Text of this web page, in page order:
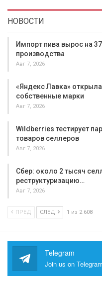
НОВОСТИ
Импорт пива вырос на
производства
Авг 7, 2026
«Яндекс Лавка»
собственные марки
Авг 7, 2026
Wildberries тестирует
товаров селлеров
Авг 7, 2026
Сбер: около 2 тысяч
реструктуризацию…
Авг 7, 2026
ПРЕД СЛЕД 1 из 2 608
Telegram
Join us on Telegram